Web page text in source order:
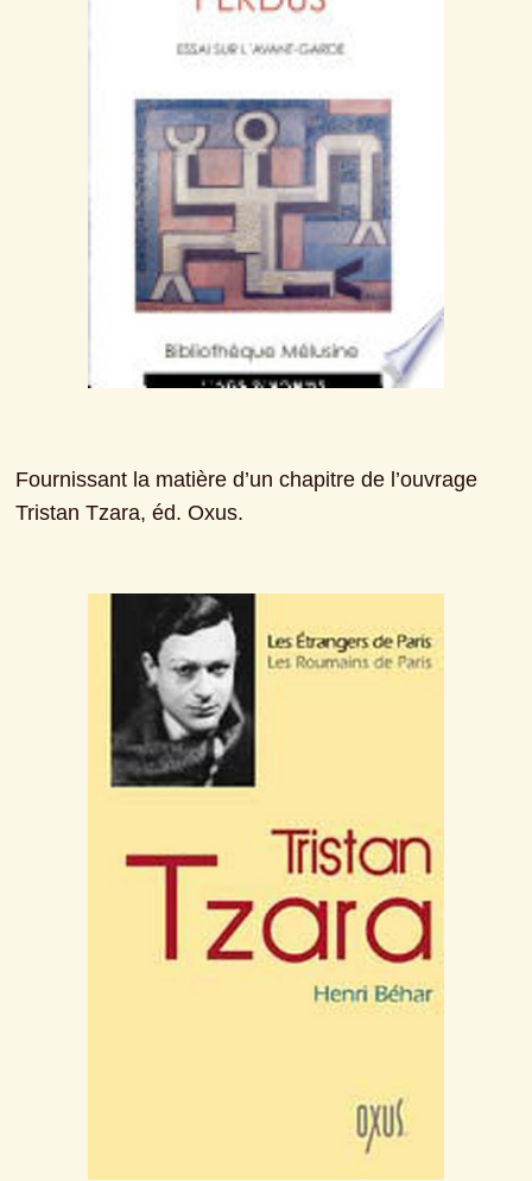
Fournissant la matière d’un chapitre de l’ouvrage
Tristan Tzara, éd. Oxus.